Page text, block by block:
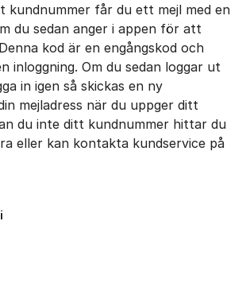
kundnummer får du ett mejl med en
du sedan anger i appen för att
kod är en engångskod och
inloggning. Om du sedan loggar ut
in igen så skickas en ny
mejladress när du uppger ditt
du inte ditt kundnummer hittar du
eller kan kontakta kundservice på